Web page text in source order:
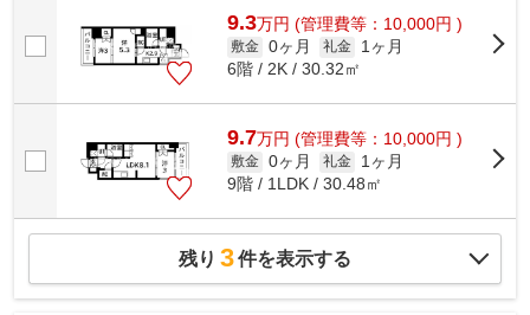
9.3万円 (管理費等：10,000円 )
敷金 0ヶ月 礼金
1ヶ月
6階 / 2K / 30.32㎡
9.7万円 (管理費等：10,000円 )
敷金 0ヶ月 礼金
1ヶ月
9階 / 1LDK / 30.48㎡
残り 3件を表示する